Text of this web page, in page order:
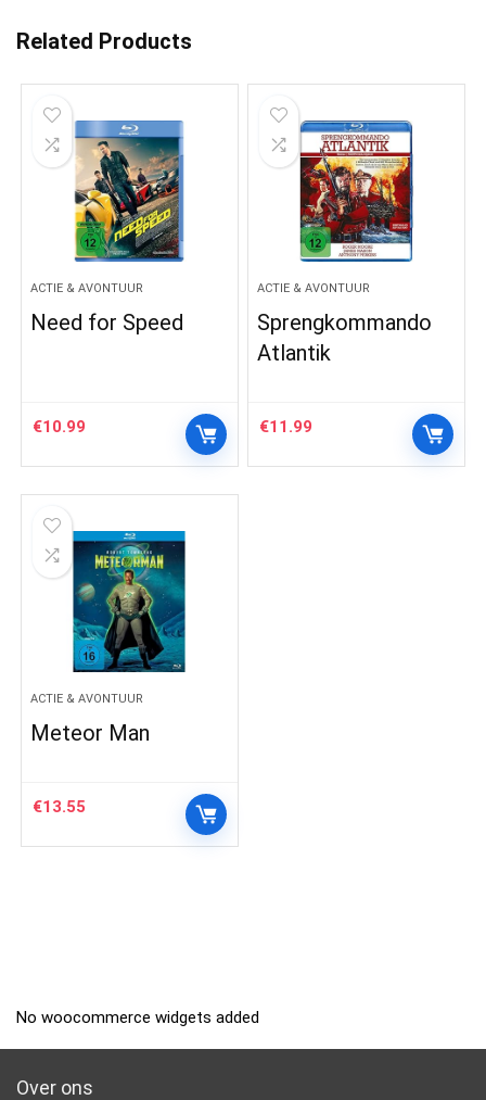
Related Products
ACTIE & AVONTUUR
Need for Speed
€10.99
ACTIE & AVONTUUR
Sprengkommando
Atlantik
€11.99
ACTIE & AVONTUUR
Meteor Man
€13.55
No woocommerce widgets added
Over ons